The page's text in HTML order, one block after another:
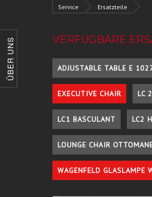
ÜBER UNS
Service Ersatzteile
VERFÜGBARE
ADJUSTABLE TABLE E
EXECUTIVE CHAIR LC
LC1 BASCULANT LC2
LOUNGE CHAIR
WAGENFELD GLASLAMPE